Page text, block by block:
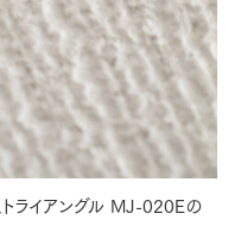
ライアングル MJ-020Eの